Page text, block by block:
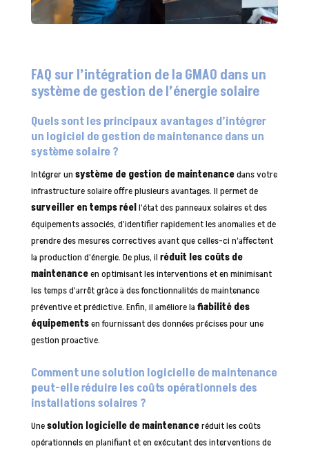
FAQ sur l’intégration de la GMAO dans un
système de gestion de l’énergie solaire
Quels sont les principaux avantages d’intégrer
un logiciel de gestion de maintenance dans un
système solaire ?
Intégrer un système de gestion de maintenancedans votre
infrastructure solaire offre plusieurs avantages. Il permet de
surveiller en temps réell’état des panneaux solaires et des
équipements associés, d’identifier rapidement les anomalies et de
prendre des mesures correctives avant que celles-ci n’affectent
la production d’énergie. De plus, il réduit les coûts de
maintenanceen optimisant les interventions et en minimisant
les temps d’arrêt grâce à des fonctionnalités de maintenance
préventive et prédictive. Enfin, il améliore la fiabilité des
équipementsen fournissant des données précises pour une
gestion proactive.
Comment une solution logicielle de maintenance
peut-elle réduire les coûts opérationnels des
installations solaires ?
Unesolution logicielle de maintenanceréduit les coûts
opérationnels en planifiant et en exécutant des interventions de